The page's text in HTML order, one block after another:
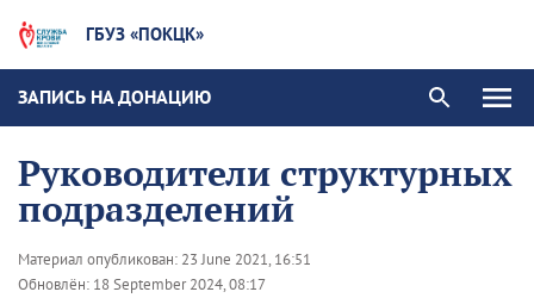
ГБУЗ «ПОКЦК»
ЗАПИСЬ НА ДОНАЦИЮ
Руководители структурных
подразделений
Материал опубликован: 23 June 2021, 16:51
Обновлён: 18 September 2024, 08:17